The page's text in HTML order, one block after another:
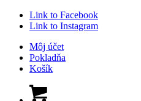
Link to Facebook
Link to Instagram
Môj účet
Pokladňa
Košík